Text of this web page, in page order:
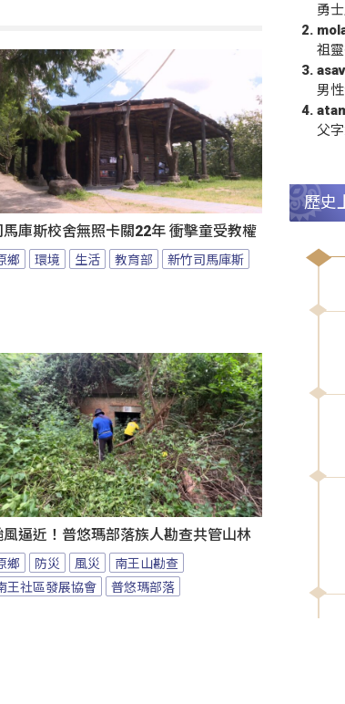
馬庫斯校舍無照卡關22年 衝擊童受教權
鄉 環境 生活 教育部 新竹司馬庫斯
風逼近！普悠瑪部落族人勘查共管山林
鄉 防災 風災
南王山勘查
王社區發展協會
普悠瑪部落
勇
祖
男
父
歷史